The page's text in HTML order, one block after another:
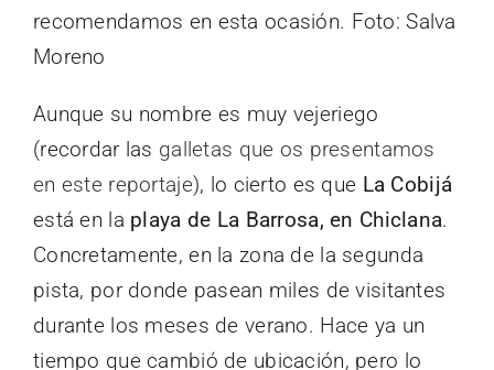
recomendamos en esta ocasión. Foto: Salva
Moreno
Aunque su nombre es muy vejeriego
(recordar las galletas que os presentamos
en este reportaje), lo cierto es que La Cobijá
está en la playa de La Barrosa, en Chiclana.
Concretamente, en la zona de la segunda
pista, por donde pasean miles de visitantes
durante los meses de verano. Hace ya un
tiempo que cambió de ubicación, pero lo